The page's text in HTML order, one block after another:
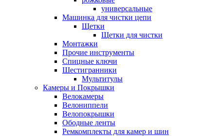
универсальные
Машинка для чистки цепи
Щетки
Щетки для чистки
Монтажки
Прочие инструменты
Спицные ключи
Шестигранники
Мультитулы
Камеры и Покрышки
Велокамеры
Велониппели
Велопокрышки
Ободные ленты
Ремкомплекты для камер и шин